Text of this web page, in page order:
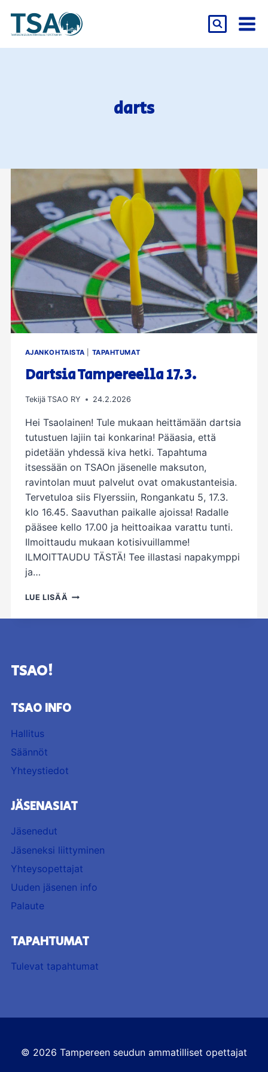
sisältöön
darts
AJANKOHTAISTA TAPAHTUMAT
Dartsia Tampereella 17.3.
Tekijä TSAO RY 24.2.2026
Hei Tsaolainen! Tule mukaan heittämään dartsia
tutustuen lajiin tai konkarina! Pääasia, että
pidetään yhdessä kiva hetki. Tapahtuma
itsessään on TSAOn jäsenelle maksuton,
ravintolan muut palvelut ovat omakustanteisia.
Tervetuloa siis Flyerssiin, Rongankatu 5, 17.3.
klo 16.45. Saavuthan paikalle ajoissa! Radalle
pääsee kello 17.00 ja heittoaikaa varattu tunti.
Ilmoittaudu mukaan kotisivuillamme!
ILMOITTAUDU TÄSTÄ! Tee illastasi napakymppi
ja…
LUE LISÄÄ DARTSIA
17.3.
TSAO!
TSAO INFO
Hallitus
Säännöt
Yhteystiedot
JÄSENASIAT
Jäsenedut
Jäseneksi liittyminen
Yhteysopettajat
Uuden jäsenen info
Palaute
TAPAHTUMAT
Tulevat tapahtumat
© 2026 Tampereen seudun ammatilliset opettajat